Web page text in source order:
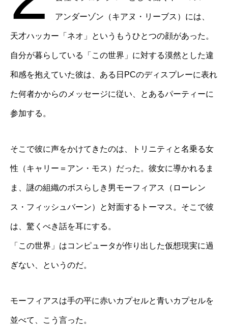
アンダーゾン（キアヌ・リーブス）には、
天才ハッカー「ネオ」というもうひとつの顔があった。
自分が暮らしている「この世界」に対する漠然とした違
和感を抱えていた彼は、ある日PCのディスプレーに表れ
た何者かからのメッセージに従い、とあるパーティーに
参加する。
そこで彼に声をかけてきたのは、トリニティと名乗る女
性（キャリー＝アン・モス）だった。彼女に導かれるま
ま、謎の組織のボスらしき男モーフィアス（ローレン
ス・フィッシュバーン）と対面するトーマス。そこで彼
は、驚くべき話を耳にする。
「この世界」はコンピュータが作り出した仮想現実に過
ぎない、というのだ。
モーフィアスは手の平に赤いカプセルと青いカプセルを
並べて、こう言った。